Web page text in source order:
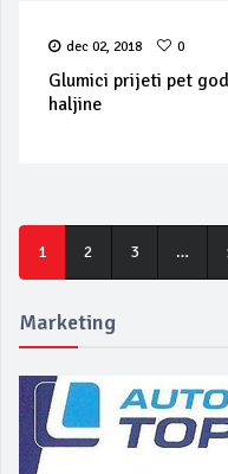
dec 02, 2018 0
Glumici prijeti pet
haljine
1 2 3 …
Marketing